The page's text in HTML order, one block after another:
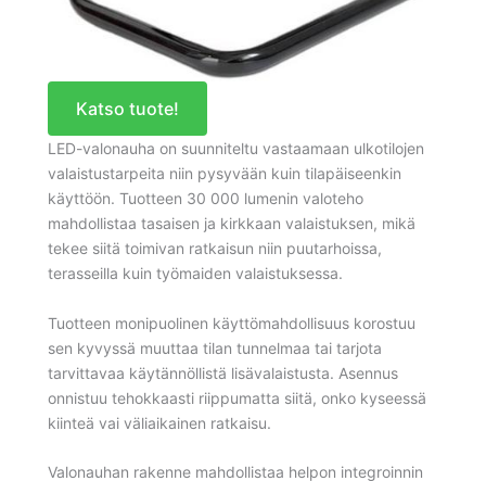
Katso tuote!
LED-valonauha on suunniteltu vastaamaan ulkotilojen
valaistustarpeita niin pysyvään kuin tilapäiseenkin
käyttöön. Tuotteen 30 000 lumenin valoteho
mahdollistaa tasaisen ja kirkkaan valaistuksen, mikä
tekee siitä toimivan ratkaisun niin puutarhoissa,
terasseilla kuin työmaiden valaistuksessa.
Tuotteen monipuolinen käyttömahdollisuus korostuu
sen kyvyssä muuttaa tilan tunnelmaa tai tarjota
tarvittavaa käytännöllistä lisävalaistusta. Asennus
onnistuu tehokkaasti riippumatta siitä, onko kyseessä
kiinteä vai väliaikainen ratkaisu.
Valonauhan rakenne mahdollistaa helpon integroinnin